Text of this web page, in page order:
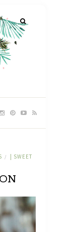
/
| SWEET